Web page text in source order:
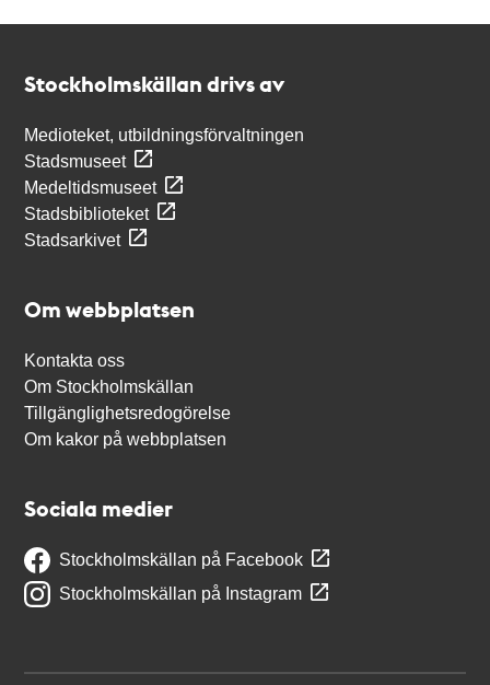
Stockholmskällan drivs av
Medioteket, utbildningsförvaltningen
Stadsmuseet
Medeltidsmuseet
Stadsbiblioteket
Stadsarkivet
Om webbplatsen
Kontakta oss
Om Stockholmskällan
Tillgänglighetsredogörelse
Om kakor på webbplatsen
Sociala medier
Stockholmskällan på Facebook
Stockholmskällan på Instagram